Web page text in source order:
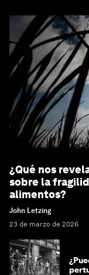
¿Qué nos
sobre la
alimentos?
John Letzing
23 de marzo de 2026